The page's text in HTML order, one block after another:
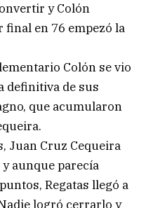
y Colón
final en 76 empezó la
Colón se vio
definitiva de sus
que acumularon
Juan Cruz Cequeira
aunque parecía
Regatas llegó a
logró cerrarlo y